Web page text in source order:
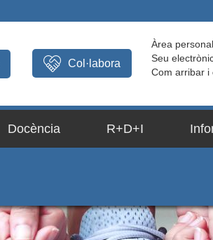
Àrea personal
Seu
Com arribar i
Col·labora
Docència R+D+I